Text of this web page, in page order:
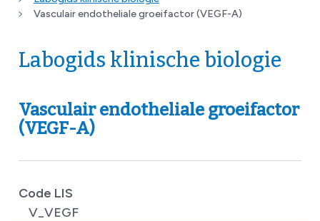
Vasculair endotheliale groeifactor (VEGF-A)
Labogids klinische biologie
Vasculair endotheliale groeifactor
(VEGF-A)
Code LIS
V_VEGF